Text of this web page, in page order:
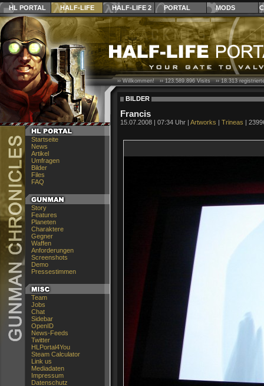
HL PORTAL HALF-LIFE HALF-LIFE 2 PORTAL MODS
Startseite
News
Artikel
Umfragen
Bilder
Files
FAQ
Story
Features
Planeten
Charaktere
Gegner
Waffen
Anforderungen
Screenshots
Demo
Pressestimmen
Team
Jobs
Chat
Sidebar
OpenID
News-Feeds
Twitter
HLPortal4You
Steam Calculator
Link us
Mediadaten
Impressum
Datenschutz
›› Willkommen! ››123.589.896Visits ››18.313
BILDER
Francis
15.07.2008 | 07:34 Uhr | Artworks | Trineas |